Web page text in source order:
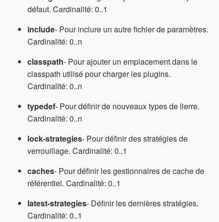
défaut. Cardinalité: 0..1
include- Pour inclure un autre fichier de paramètres.
Cardinalité: 0..n
classpath- Pour ajouter un emplacement dans le
classpath utilisé pour charger les plugins.
Cardinalité: 0..n
typedef- Pour définir de nouveaux types de lierre.
Cardinalité: 0..n
lock-strategies- Pour définir des stratégies de
verrouillage. Cardinalité: 0..1
caches- Pour définir les gestionnaires de cache de
référentiel. Cardinalité: 0..1
latest-strategies- Définir les dernières stratégies.
Cardinalité: 0..1